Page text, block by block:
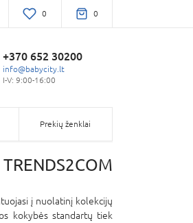
0 0
+370 652 30200
info@babycity.lt
I-V: 9:00-16:00
Prekių ženklai
TRENDS2COM
į nuolatinį kolekcijų
kokybės standartų tiek